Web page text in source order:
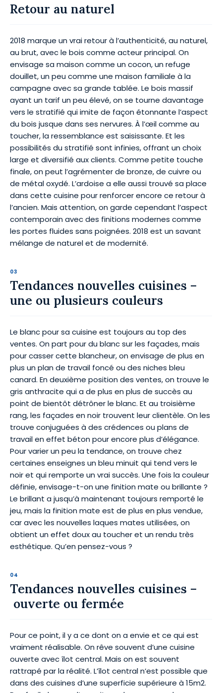
Retour au naturel
2018 marque un vrai retour à l’authenticité, au naturel,
au brut, avec le bois comme acteur principal. On
envisage sa maison comme un cocon, un refuge
douillet, un peu comme une maison familiale à la
campagne avec sa grande tablée. Le bois massif
ayant un tarif un peu élevé, on se tourne davantage
vers le stratifié qui imite de façon étonnante l’aspect
du bois jusque dans ses nervures. À l’œil comme au
toucher, la ressemblance est saisissante. Et les
possibilités du stratifié sont infinies, offrant un choix
large et diversifié aux clients. Comme petite touche
finale, on peut l’agrémenter de bronze, de cuivre ou
de métal oxydé. L’ardoise a elle aussi trouvé sa place
dans cette cuisine pour renforcer encore ce retour à
l’ancien. Mais attention, on garde cependant l’aspect
contemporain avec des finitions modernes comme
les portes fluides sans poignées. 2018 est un savant
mélange de naturel et de modernité.
Tendances nouvelles cuisines –
une ou plusieurs couleurs
Le blanc pour sa cuisine est toujours au top des
ventes. On part pour du blanc sur les façades, mais
pour casser cette blancheur, on envisage de plus en
plus un plan de travail foncé ou des niches bleu
canard. En deuxième position des ventes, on trouve le
gris anthracite qui a de plus en plus de succès au
point de bientôt détrôner le blanc. Et au troisième
rang, les façades en noir trouvent leur clientèle. On les
trouve conjuguées à des crédences ou plans de
travail en effet béton pour encore plus d’élégance.
Pour varier un peu la tendance, on trouve chez
certaines enseignes un bleu minuit qui tend vers le
noir et qui remporte un vrai succès. Une fois la couleur
définie, envisage-t-on une finition mate ou brillante ?
Le brillant a jusqu’à maintenant toujours remporté le
jeu, mais la finition mate est de plus en plus vendue,
car avec les nouvelles laques mates utilisées, on
obtient un effet doux au toucher et un rendu très
esthétique. Qu’en pensez-vous ?
Tendances nouvelles cuisines –
ouverte ou fermée
Pour ce point, il y a ce dont on a envie et ce qui est
vraiment réalisable. On rêve souvent d’une cuisine
ouverte avec îlot central. Mais on est souvent
rattrapé par la réalité. L’îlot central n’est possible que
dans des cuisines d’une superficie supérieure à 15m2.